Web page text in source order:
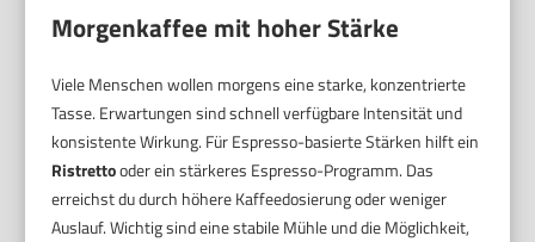
Morgenkaffee mit hoher Stärke
Viele Menschen wollen morgens eine starke, konzentrierte
Tasse. Erwartungen sind schnell verfügbare Intensität und
konsistente Wirkung. Für Espresso-basierte Stärken hilft ein
Ristrettooder ein stärkeres Espresso-Programm. Das
erreichst du durch höhere Kaffeedosierung oder weniger
Auslauf. Wichtig sind eine stabile Mühle und die Möglichkeit,